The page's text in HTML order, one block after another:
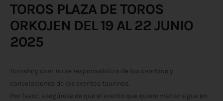
TOROS PLAZA DE TOROS
ORKOJEN DEL 19 AL 22 JUNIO
2025
Toroshoy.com no se responsabiliza de los cambios y
cancelaciones de los eventos taurinos.
Por favor, asegúrese de que el evento que quiere visitar sigue en